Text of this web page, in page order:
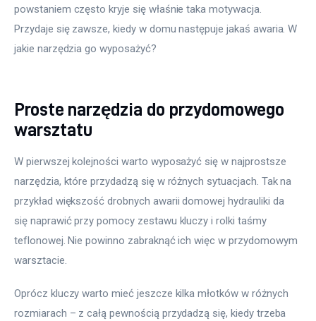
powstaniem często kryje się właśnie taka motywacja.
Przydaje się zawsze, kiedy w domu następuje jakaś awaria. W
jakie narzędzia go wyposażyć?
Proste narzędzia do przydomowego
warsztatu
W pierwszej kolejności warto wyposażyć się w najprostsze
narzędzia, które przydadzą się w różnych sytuacjach. Tak na
przykład większość drobnych awarii domowej hydrauliki da
się naprawić przy pomocy zestawu kluczy i rolki taśmy
teflonowej. Nie powinno zabraknąć ich więc w przydomowym
warsztacie.
Oprócz kluczy warto mieć jeszcze kilka młotków w różnych
rozmiarach – z całą pewnością przydadzą się, kiedy trzeba